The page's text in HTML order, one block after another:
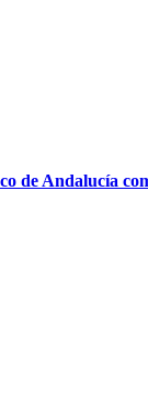
de Andalucía